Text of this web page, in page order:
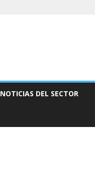
NOTICIAS DEL SECTOR